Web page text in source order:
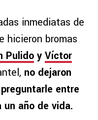
inmediatas de
hicieron bromas
Pulido y Víctor
no dejaron
entre
año de vida.